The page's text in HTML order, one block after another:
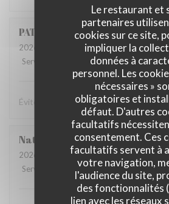
Le restaurant et
partenaires
cookies sur ce site,
impliquer la
données à
personnel. Les
nécessaires »
obligatoires et
défaut. D'autres
facultatifs
consentement. Ces
facultatifs servent à
votre navigation,
l'audience du site,
des fonctionnalités
lien avec les réseaux
PATRICE
2026-04-09
- 20:15 - Couverts 3
Service
Ambiance: 1/5 Cuisine:1/5
Éviter le soir pour dîner!
Natalie
2026-04-08
- 18:00 - Couverts 4
Service
Ambiance : 1/5 Cuisine: 1/5